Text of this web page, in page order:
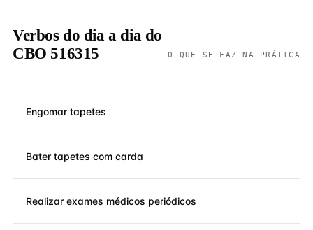
Verbos do dia a dia do
CBO 516315
O QUE SE FAZ NA PRÁTICA
Engomar tapetes
Bater tapetes com carda
Realizar exames médicos periódicos